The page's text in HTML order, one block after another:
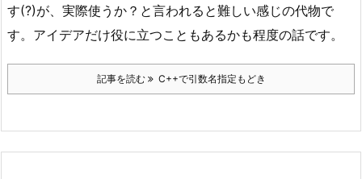
す(?)が、実際使うか？と言われると難しい感じの代物で
す。アイデアだけ役に立つこともあるかも程度の話です。
記事を読む C++で引数名指定もどき